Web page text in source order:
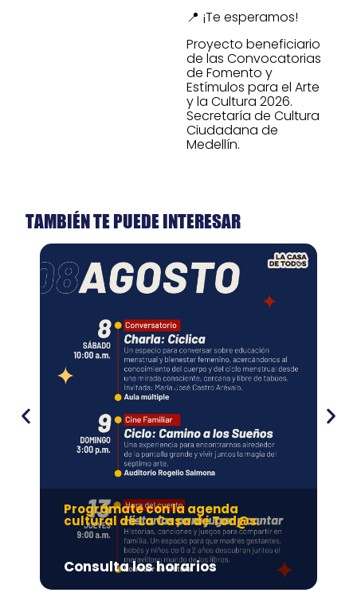
📍 ¡Te esperamos!
Proyecto beneficiario
de las Convocatorias
de Fomento y
Estímulos para el Arte
y la Cultura 2026.
Secretaría de Cultura
Ciudadana de
Medellín.
TAMBIÉN TE PUEDE INTERESAR
Prográmate con la agenda
cultural de La Casa de Tod@s.
Consulta los horarios